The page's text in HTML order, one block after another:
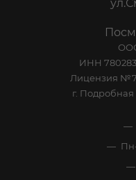
ИНН
Лицензия
г.